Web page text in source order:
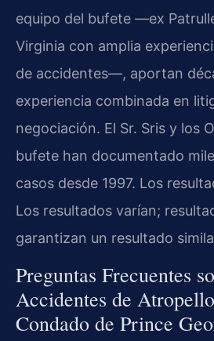
equipo del bufete —ex
Virginia con amplia
de accidentes—, aportan
experiencia combinada en
negociación. El Sr. Sris y los
bufete han documentado
casos desde 1997. Los
Los resultados varían;
garantizan un resultado
Preguntas Frecuentes
Accidentes de
Condado de Prince